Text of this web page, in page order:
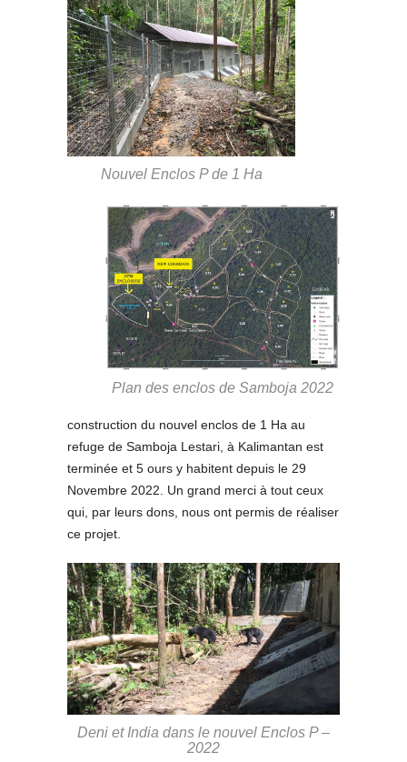
Nouvel Enclos P de 1 Ha
Plan des enclos de Samboja 2022
construction du nouvel enclos de 1 Ha au
refuge de Samboja Lestari, à Kalimantan est
terminée et 5 ours y habitent depuis le 29
Novembre 2022. Un grand merci à tout ceux
qui, par leurs dons, nous ont permis de réaliser
ce projet.
Deni et India dans le nouvel Enclos P –
2022